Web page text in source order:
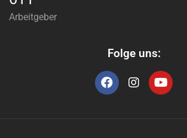
Arbeitgeber
Folge uns: